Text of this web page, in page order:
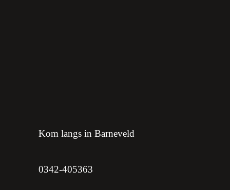
Kom langs in Barneveld
0342-405363